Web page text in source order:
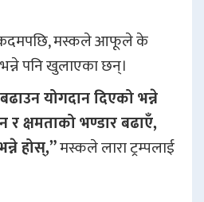
कदमपछि, मस्कले आफूले के
भन्ने पनि खुलाएका छन्।
योगदान दिएको भन्ने
र क्षमताको भण्डार बढाएँ,
होस्,”मस्कले लारा ट्रम्पलाई